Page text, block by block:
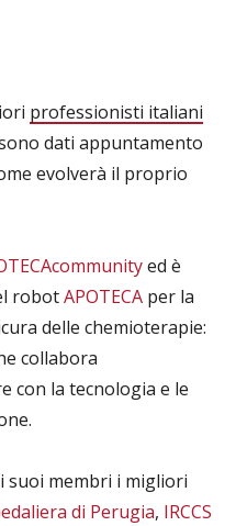
professionisti italiani
dati appuntamento
evolverà il proprio
ed è
robotAPOTECA per la
delle chemioterapie:
collabora
con la tecnologia e le
suoi membri i migliori
di Perugia, IRCCS